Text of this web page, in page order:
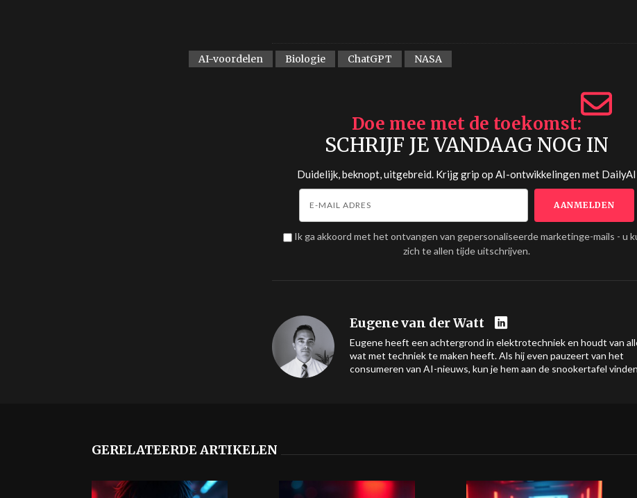
AI-voordelen Biologie ChatGPT NASA
Doe mee met de toekomst
SCHRIJF JE VANDAAG NOG IN
Duidelijk, beknopt, uitgebreid. Krijg grip op AI-ontwikkelingen met DailyAI
Ik ga akkoord met het ontvangen van gepersonaliseerde marketinge-mails - u
zich te allen tijde uitschrijven.
Eugene van der Watt
Eugene heeft een achtergrond in elektrotechniek en houdt van
wat met techniek te maken heeft. Als hij even pauzeert van het
consumeren van AI-nieuws, kun je hem aan de snookertafel
GERELATEERDE ARTIKELEN